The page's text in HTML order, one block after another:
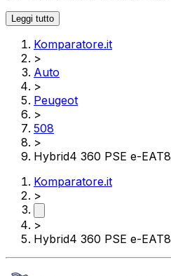
Leggi tutto
Komparatore.it
>
Auto
>
Peugeot
>
508
>
Hybrid4 360 PSE e-EAT8
Komparatore.it
>
>
Hybrid4 360 PSE e-EAT8